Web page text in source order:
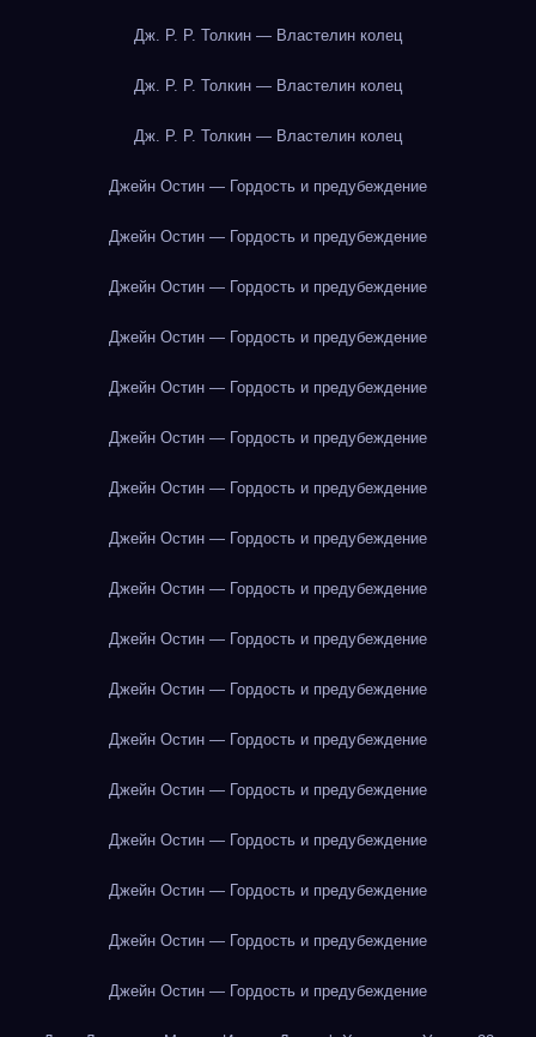
Дж. Р. Р. Толкин — Властелин колец
Дж. Р. Р. Толкин — Властелин колец
Дж. Р. Р. Толкин — Властелин колец
Джейн Остин — Гордость и предубеждение
Джейн Остин — Гордость и предубеждение
Джейн Остин — Гордость и предубеждение
Джейн Остин — Гордость и предубеждение
Джейн Остин — Гордость и предубеждение
Джейн Остин — Гордость и предубеждение
Джейн Остин — Гордость и предубеждение
Джейн Остин — Гордость и предубеждение
Джейн Остин — Гордость и предубеждение
Джейн Остин — Гордость и предубеждение
Джейн Остин — Гордость и предубеждение
Джейн Остин — Гордость и предубеждение
Джейн Остин — Гордость и предубеждение
Джейн Остин — Гордость и предубеждение
Джейн Остин — Гордость и предубеждение
Джейн Остин — Гордость и предубеждение
Джейн Остин — Гордость и предубеждение